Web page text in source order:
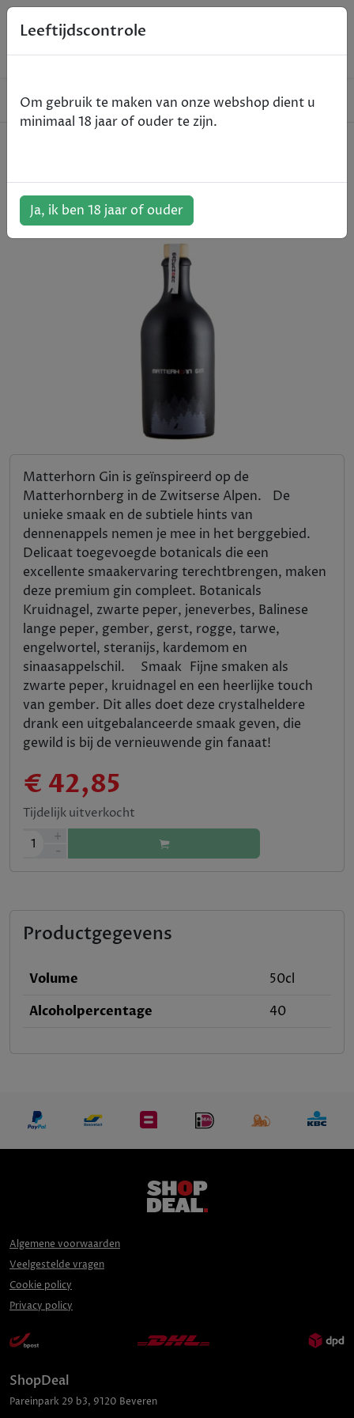
Home Gin Matterhorn - 50cl
Matterhorn Gin is geïnspireerd op de
Matterhornberg in de Zwitserse Alpen. De
unieke smaak en de subtiele hints van
dennenappels nemen je mee in het berggebied.
Delicaat toegevoegde botanicals die een
excellente smaakervaring terechtbrengen, maken
deze premium gin compleet. Botanicals
Kruidnagel, zwarte peper, jeneverbes, Balinese
lange peper, gember, gerst, rogge, tarwe,
engelwortel, steranijs, kardemom en
sinaasappelschil. Smaak Fijne smaken als
zwarte peper, kruidnagel en een heerlijke touch
van gember. Dit alles doet deze crystalheldere
drank een uitgebalanceerde smaak geven, die
gewild is bij de vernieuwende gin fanaat!
€ 42,85
Tijdelijk uitverkocht
1
+
-
Productgegevens
Volume
50cl
Alcoholpercentage
40
ShopDeal
Pareinpark 29 b3, 9120 Beveren
Algemene voorwaarden
Veelgestelde vragen
Cookie policy
Privacy policy
Leeftijdscontrole
Om gebruik te maken van onze webshop dient u
minimaal 18 jaar of ouder te zijn.
Ja, ik ben 18 jaar of ouder